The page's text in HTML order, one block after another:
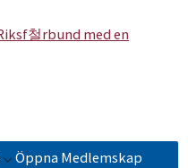
Öppna Medlemskap